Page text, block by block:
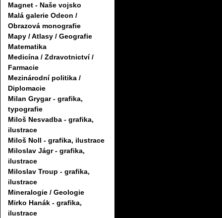
Magnet - Naše vojsko
Malá galerie Odeon /
Obrazová monografie
Mapy / Atlasy / Geografie
Matematika
Medicína / Zdravotnictví /
Farmacie
Mezinárodní politika /
Diplomacie
Milan Grygar - grafika,
typografie
Miloš Nesvadba - grafika,
ilustrace
Miloš Noll - grafika, ilustrace
Miloslav Jágr - grafika,
ilustrace
Miloslav Troup - grafika,
ilustrace
Mineralogie / Geologie
Mirko Hanák - grafika,
ilustrace